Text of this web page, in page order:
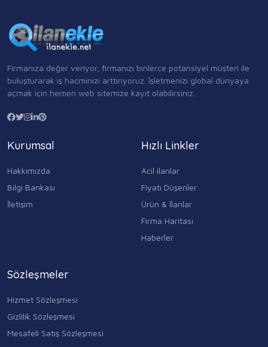
Firmanıza değer veriyor, firmanızı binlerce potansiyel müşteri ile
buluşturarak iş hacminizi arttırıyoruz. İşletmenizi global dünyaya
açmak için hemen web sitemize kayıt olabilirsiniz.
Kurumsal
Hakkımızda
Bilgi Bankası
İletişim
Hızlı Linkler
Acil ilanlar
Fiyatı Düşenler
Ürün & İlanlar
Firma Haritası
Haberler
Sözleşmeler
Hizmet Sözleşmesi
Gizlilik Sözleşmesi
Mesafeli Satış Sözleşmesi